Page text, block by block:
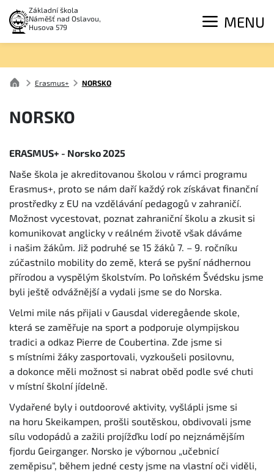
Základní škola
Náměšť nad Oslavou,
Husova 579
MENU
Erasmus+ NORSKO
NORSKO
ERASMUS+ - Norsko 2025
Naše škola je akreditovanou školou v rámci programu
Erasmus+, proto se nám daří každý rok získávat finanční
prostředky z EU na vzdělávání pedagogů v zahraničí.
Možnost vycestovat, poznat zahraniční školu a zkusit si
komunikovat anglicky v reálném životě však dáváme
i našim žákům. Již podruhé se 15 žáků 7. – 9. ročníku
zúčastnilo mobility do země, která se pyšní nádhernou
přírodou a vyspělým školstvím. Po loňském Švédsku jsme
byli ještě odvážnější a vydali jsme se do Norska.
Velmi mile nás přijali v Gausdal videregående skole,
která se zaměřuje na sport a podporuje olympijskou
tradici a odkaz Pierre de Coubertina. Zde jsme si
s místními žáky zasportovali, vyzkoušeli posilovnu,
a dokonce měli možnost si nabrat oběd podle své chuti
v místní školní jídelně.
Vydařené byly i outdoorové aktivity, vyšlápli jsme si
na horu Skeikampen, prošli soutěskou, obdivovali jsme
sílu vodopádů a zažili projížďku lodí po nejznámějším
fjordu Geirganger. Norsko je výbornou „učebnicí
zeměpisu“, během jedné cesty jsme na vlastní oči viděli,